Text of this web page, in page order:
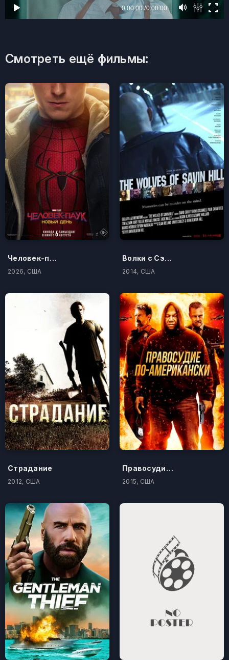
Смотреть ещё фильмы:
Человек-паук: Новый день
2026, США
Волки с Сэйвин-Хилл
2014, США
Страдание
2012, США
Правосудие по-американски
2015, США